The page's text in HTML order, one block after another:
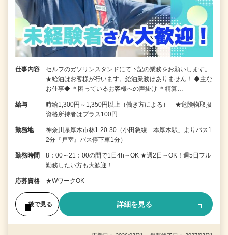
仕事内容
セルフのガソリンスタンドにて下記の業務をお願いします。
★給油はお客様が行います。給油業務はありません！ ◆主な
お仕事◆ ＊困っているお客様への声掛け ＊精算…
給与
時給1,300円～1,350円以上（働き方による） ★危険物取扱
資格所持者はプラス100円…
勤務地
神奈川県厚木市林1-20-30（小田急線「本厚木駅」よりバス1
2分『戸室』バス停下車1分）
勤務時間
8：00～21：00の間で1日4h～OK ★週2日～OK！週5日フル
勤務したい方も大歓迎！…
応募資格 ★WワークOK
後で見る 詳細を見る